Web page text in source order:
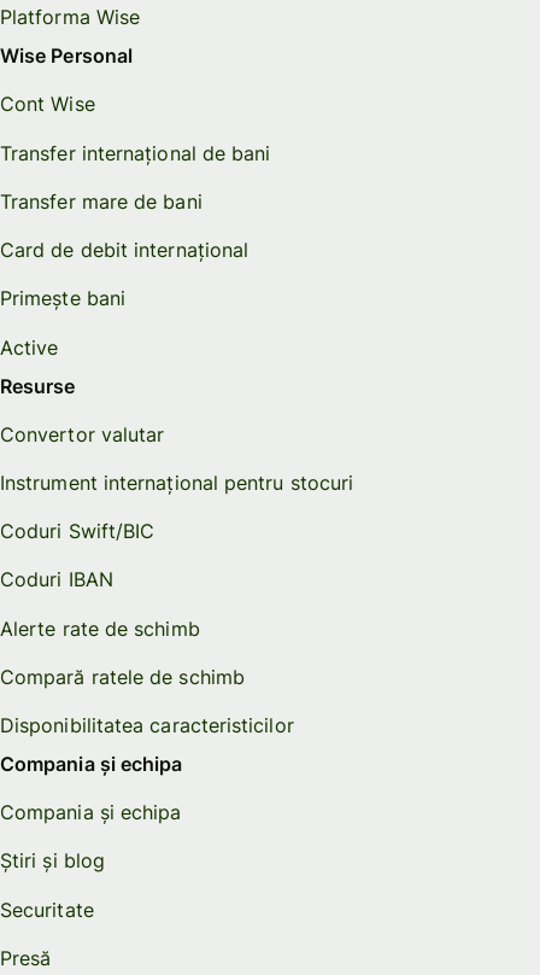
Platforma Wise
Wise Personal
Cont Wise
Transfer internațional de bani
Transfer mare de bani
Card de debit internațional
Primește bani
Active
Resurse
Convertor valutar
Instrument internațional pentru stocuri
Coduri Swift/BIC
Coduri IBAN
Alerte rate de schimb
Compară ratele de schimb
Disponibilitatea caracteristicilor
Compania și echipa
Compania și echipa
Știri și blog
Securitate
Presă